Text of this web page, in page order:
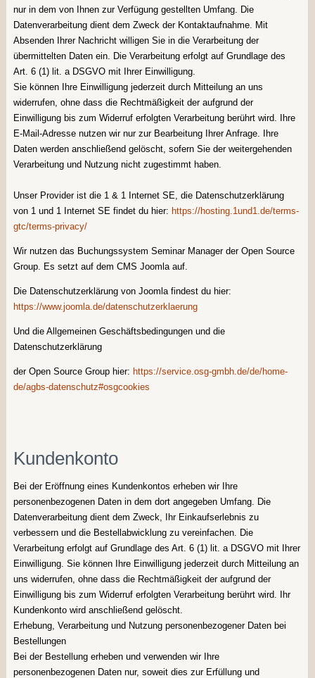
nur in dem von Ihnen zur Verfügung gestellten Umfang. Die
Datenverarbeitung dient dem Zweck der Kontaktaufnahme. Mit
Absenden Ihrer Nachricht willigen Sie in die Verarbeitung der
übermittelten Daten ein. Die Verarbeitung erfolgt auf Grundlage des
Art. 6 (1) lit. a DSGVO mit Ihrer Einwilligung.
Sie können Ihre Einwilligung jederzeit durch Mitteilung an uns
widerrufen, ohne dass die Rechtmäßigkeit der aufgrund der
Einwilligung bis zum Widerruf erfolgten Verarbeitung berührt wird. Ihre
E-Mail-Adresse nutzen wir nur zur Bearbeitung Ihrer Anfrage. Ihre
Daten werden anschließend gelöscht, sofern Sie der weitergehenden
Verarbeitung und Nutzung nicht zugestimmt haben.
Unser Provider ist die 1 & 1 Internet SE, die Datenschutzerklärung
von 1 und 1 Internet SE findet du hier: https://hosting.1und1.de/terms-
gtc/terms-privacy/
Wir nutzen das Buchungssystem Seminar Manager der Open Source
Group. Es setzt auf dem CMS Joomla auf.
Die Datenschutzerklärung von Joomla findest du hier:
https://www.joomla.de/datenschutzerklaerung
Und die Allgemeinen Geschäftsbedingungen und die
Datenschutzerklärung
der Open Source Group hier: https://service.osg-gmbh.de/de/home-
de/agbs-datenschutz#osgcookies
Kundenkonto
Bei der Eröffnung eines Kundenkontos erheben wir Ihre
personenbezogenen Daten in dem dort angegeben Umfang. Die
Datenverarbeitung dient dem Zweck, Ihr Einkaufserlebnis zu
verbessern und die Bestellabwicklung zu vereinfachen. Die
Verarbeitung erfolgt auf Grundlage des Art. 6 (1) lit. a DSGVO mit Ihrer
Einwilligung. Sie können Ihre Einwilligung jederzeit durch Mitteilung an
uns widerrufen, ohne dass die Rechtmäßigkeit der aufgrund der
Einwilligung bis zum Widerruf erfolgten Verarbeitung berührt wird. Ihr
Kundenkonto wird anschließend gelöscht.
Erhebung, Verarbeitung und Nutzung personenbezogener Daten bei
Bestellungen
Bei der Bestellung erheben und verwenden wir Ihre
personenbezogenen Daten nur, soweit dies zur Erfüllung und